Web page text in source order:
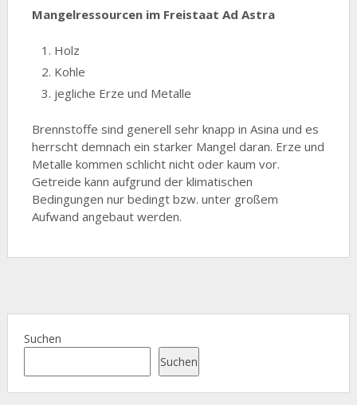
Mangelressourcen im Freistaat Ad Astra
Holz
Kohle
jegliche Erze und Metalle
Brennstoffe sind generell sehr knapp in Asina und es
herrscht demnach ein starker Mangel daran. Erze und
Metalle kommen schlicht nicht oder kaum vor.
Getreide kann aufgrund der klimatischen
Bedingungen nur bedingt bzw. unter großem
Aufwand angebaut werden.
Suchen
Suchen